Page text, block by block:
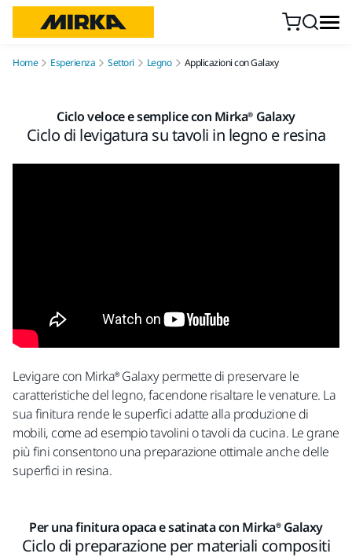
Home Esperienza Settori Legno Applicazioni con Galaxy
Ciclo veloce e semplice con Mirka® Galaxy
Ciclo di levigatura su tavoli in legno e resina
Levigare con Mirka® Galaxy permette di preservare le
caratteristiche del legno, facendone risaltare le venature. La
sua finitura rende le superfici adatte alla produzione di
mobili, come ad esempio tavolini o tavoli da cucina. Le grane
più fini consentono una preparazione ottimale anche delle
superfici in resina.
Per una finitura opaca e satinata con Mirka® Galaxy
Ciclo di preparazione per materiali compositi